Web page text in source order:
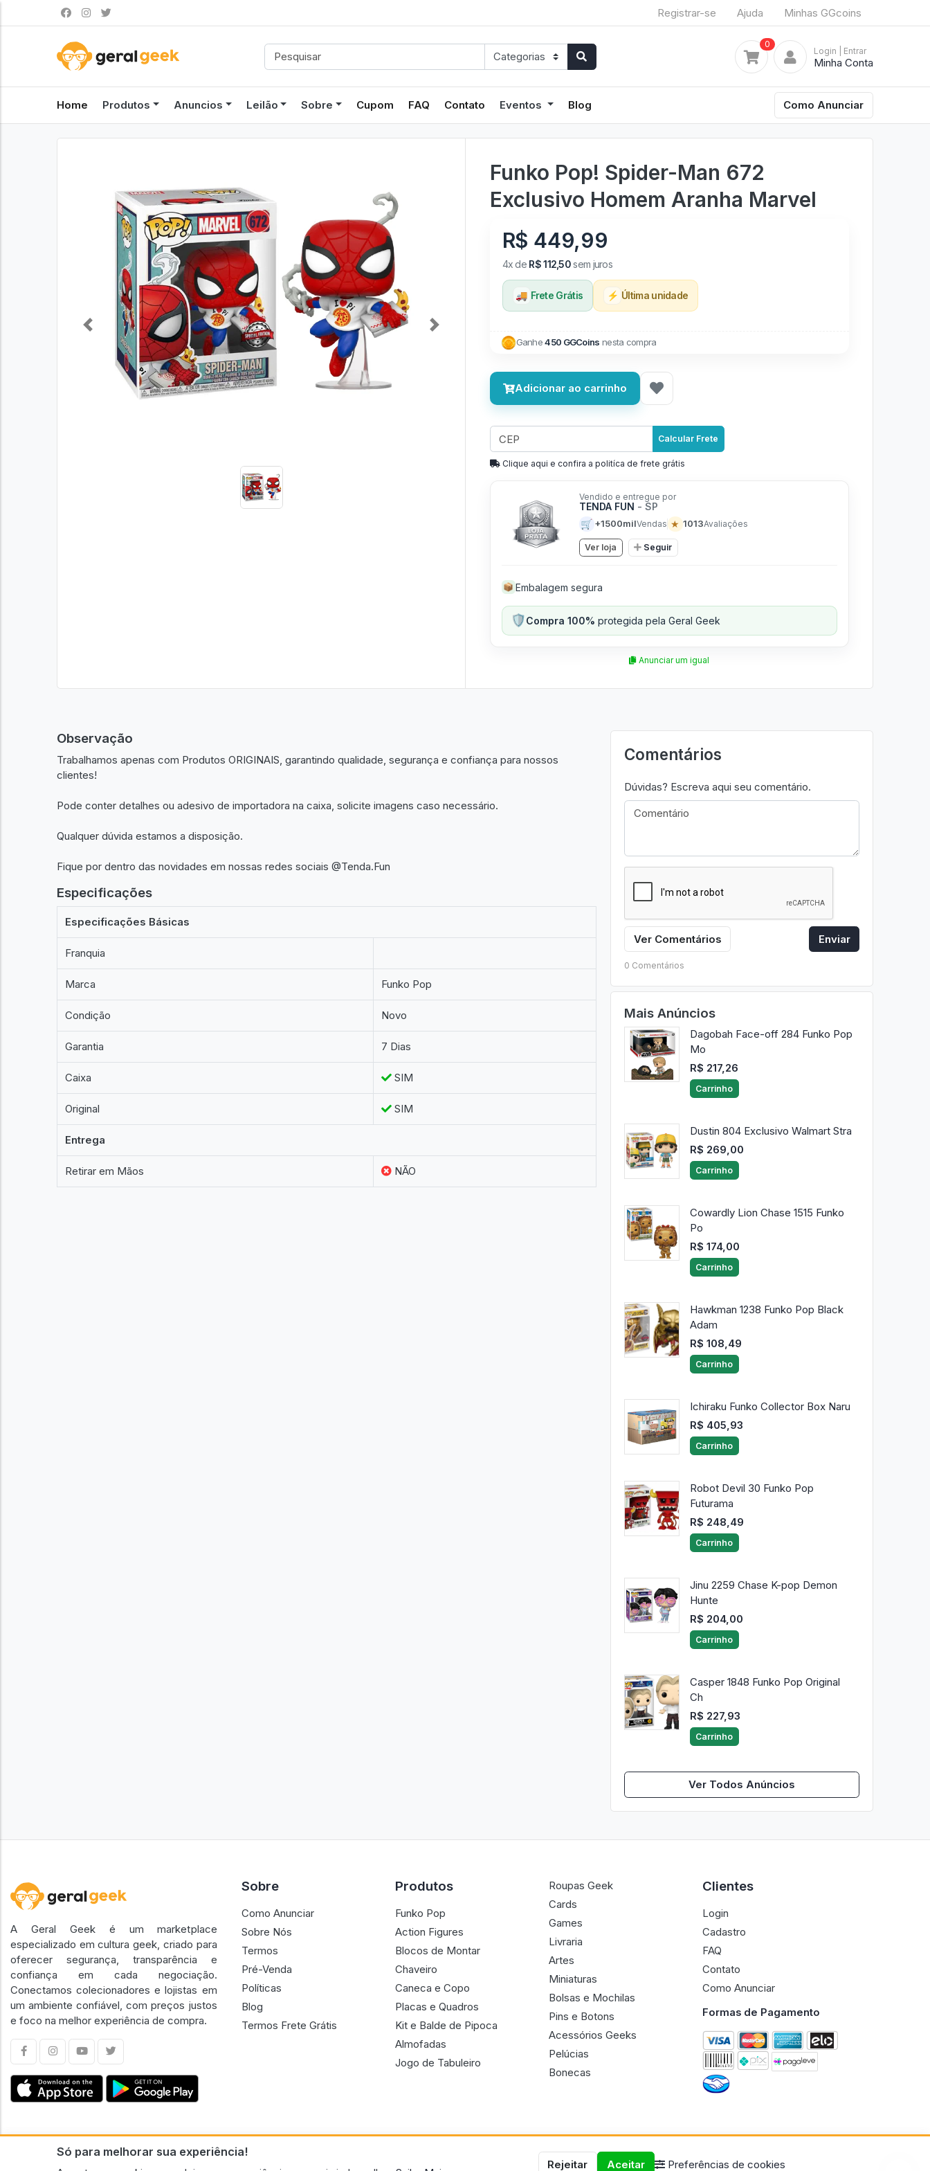
Registrar-se Ajuda Minhas GGcoins
0
Login | Entrar
Minha Conta
Home Produtos Anuncios Leilão Sobre Cupom FAQ Contato Eventos Blog Como Anunciar
Previous Next
Funko Pop! Spider-Man 672
Exclusivo Homem Aranha Marvel
R$ 449,99
4x de R$ 112,50sem juros
🚚 Frete Grátis ⚡ Última unidade
Ganhe450 GGCoins nesta compra
Adicionar ao carrinho
Calcular Frete
Clique aqui e confira a politíca de frete grátis
Vendido e entregue por
TENDA FUN - SP
🛒 +1500milVendas ★ 1013Avaliações
Ver loja Seguir
📦 Embalagem segura
🛡️Compra 100% protegida pela Geral Geek
Anunciar um igual
Observação
Trabalhamos apenas com Produtos ORIGINAIS, garantindo qualidade, segurança e confiança para nossos
clientes!
Pode conter detalhes ou adesivo de importadora na caixa, solicite imagens caso necessário.
Qualquer dúvida estamos a disposição.
Fique por dentro das novidades em nossas redes sociais @Tenda.Fun
Especificações
Especificações Básicas
Franquia
Marca Funko Pop
Condição Novo
Garantia 7 Dias
Caixa SIM
Original SIM
Entrega
Retirar em Mãos NÃO
Comentários
Dúvidas? Escreva aqui seu comentário.
Ver Comentários Enviar
0 Comentários
Mais Anúncios
Dagobah Face-off 284 Funko Pop
Mo
R$ 217,26
Carrinho
Dustin 804 Exclusivo Walmart Stra
R$ 269,00
Carrinho
Cowardly Lion Chase 1515 Funko
Po
R$ 174,00
Carrinho
Hawkman 1238 Funko Pop Black
Adam
R$ 108,49
Carrinho
Ichiraku Funko Collector Box Naru
R$ 405,93
Carrinho
Robot Devil 30 Funko Pop
Futurama
R$ 248,49
Carrinho
Jinu 2259 Chase K-pop Demon
Hunte
R$ 204,00
Carrinho
Casper 1848 Funko Pop Original
Ch
R$ 227,93
Carrinho
Ver Todos Anúncios
Só para melhorar sua experiência!
Rejeitar Aceitar Preferências de cookies
A Geral Geek é um marketplace
especializado em cultura geek, criado para
oferecer segurança, transparência e
confiança em cada negociação.
Conectamos colecionadores e lojistas em
um ambiente confiável, com preços justos
e foco na melhor experiência de compra.
Sobre
Como Anunciar
Sobre Nós
Termos
Pré-Venda
Políticas
Blog
Termos Frete Grátis
Produtos
Funko Pop
Action Figures
Blocos de Montar
Chaveiro
Caneca e Copo
Placas e Quadros
Kit e Balde de Pipoca
Almofadas
Jogo de Tabuleiro
Roupas Geek
Cards
Games
Livraria
Artes
Miniaturas
Bolsas e Mochilas
Pins e Botons
Acessórios Geeks
Pelúcias
Bonecas
Clientes
Login
Cadastro
FAQ
Contato
Como Anunciar
Formas de Pagamento
CNPJ n.º 30.220.458/0001-17 - GERAL GEEK PORTAL ELETRONICO LTDA.